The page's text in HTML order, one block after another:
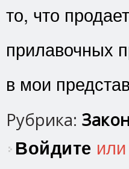
то, что
прилавочных
в мои
Рубрика:
Войдите или